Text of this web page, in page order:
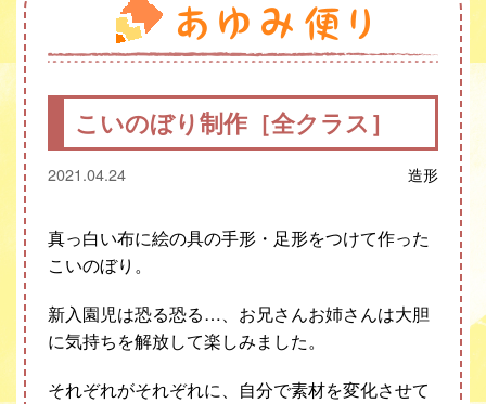
こいのぼり制作［全クラス］
2021.04.24 造形
真っ白い布に絵の具の手形・足形をつけて作った
こいのぼり。
新入園児は恐る恐る…、お兄さんお姉さんは大胆
に気持ちを解放して楽しみました。
それぞれがそれぞれに、自分で素材を変化させて
お問い合わせ
あゆみ便り
給食室だより
あゆみギャラリー
プライバシーポリシー
サイトマップ